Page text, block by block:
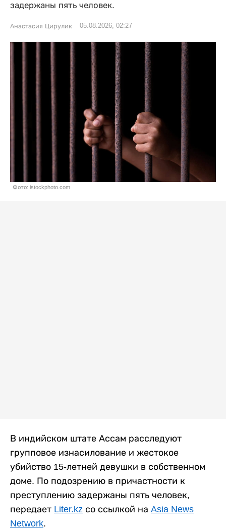
задержаны пять человек.
Анастасия Цирулик 05.08.2026, 02:27
Фото: istockphoto.com
В индийском штате Ассам расследуют
групповое изнасилование и жестокое
убийство 15-летней девушки в собственном
доме. По подозрению в причастности к
преступлению задержаны пять человек,
передает Liter.kz со ссылкой на Asia News
Network.